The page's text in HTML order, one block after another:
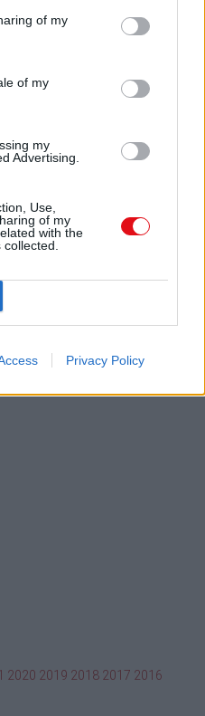
of my
of my
my
Advertising.
Use,
of my
with the
Privacy Policy
KB, 1 página
por los usuarios del sitio.
de documentos en línea domiciliada
con las leyes nacionales y europeas.
se moderan a priori.
abusivo o ilegal
2020 2019 2018 2017 2016